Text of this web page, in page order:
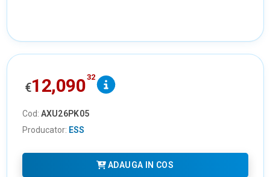
€12,09032
Cod: AXU26PK05
Producator: ESS
ADAUGA IN COS